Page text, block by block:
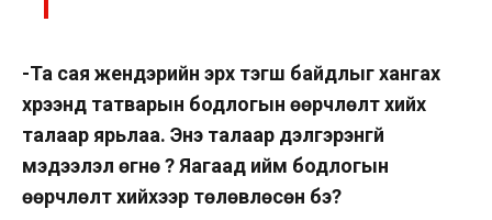
-Та сая жендэрийн эрх тэгш байдлыг хангах
хүрээнд татварын бодлогын өөрчлөлт хийх
талаар ярьлаа. Энэ талаар дэлгэрэнгүй
мэдээлэл өгнө үү? Яагаад ийм бодлогын
өөрчлөлт хийхээр төлөвлөсөн бэ?